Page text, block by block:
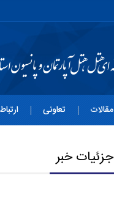
مقالات تعاونی
جزئیات خبر